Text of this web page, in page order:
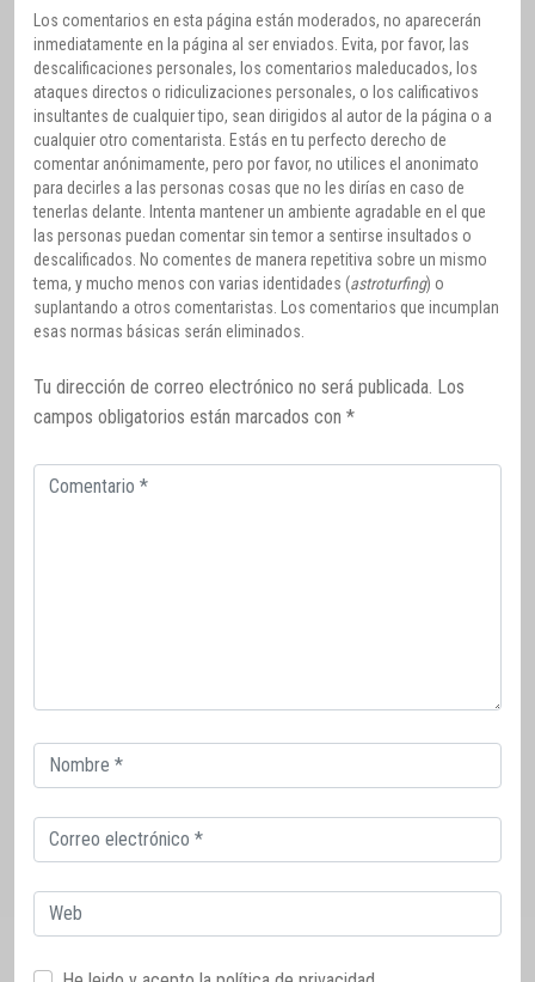
Los comentarios en esta página están moderados, no aparecerán
inmediatamente en la página al ser enviados. Evita, por favor, las
descalificaciones personales, los comentarios maleducados, los
ataques directos o ridiculizaciones personales, o los calificativos
insultantes de cualquier tipo, sean dirigidos al autor de la página o a
cualquier otro comentarista. Estás en tu perfecto derecho de
comentar anónimamente, pero por favor, no utilices el anonimato
para decirles a las personas cosas que no les dirías en caso de
tenerlas delante. Intenta mantener un ambiente agradable en el que
las personas puedan comentar sin temor a sentirse insultados o
descalificados. No comentes de manera repetitiva sobre un mismo
tema, y mucho menos con varias identidades (astroturfing) o
suplantando a otros comentaristas. Los comentarios que incumplan
esas normas básicas serán eliminados.
Tu dirección de correo electrónico no será publicada. Los
campos obligatorios están marcados con *
Comentario
Correo
electrónico
Correo
electrónico
Web